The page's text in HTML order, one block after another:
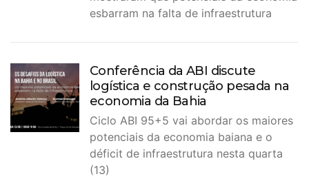
esbarram na falta de infraestrutura
Conferência da ABI discute
logística e construção pesada na
economia da Bahia
Ciclo ABI 95+5 vai abordar os maiores
potenciais da economia baiana e o
déficit de infraestrutura nesta quarta
(13)